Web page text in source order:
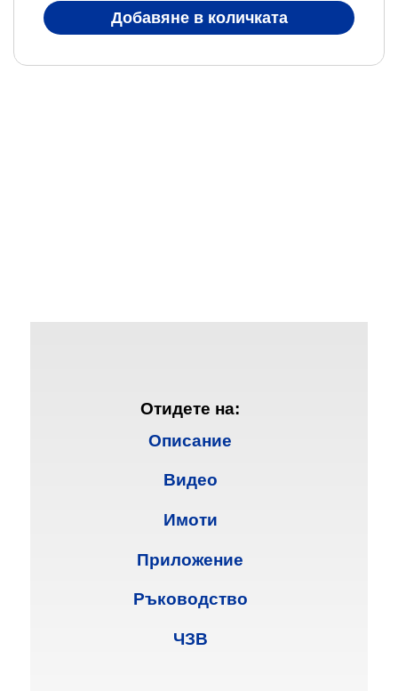
Добавяне в количката
Отидете на:
Описание
Видео
Имоти
Приложение
Ръководство
ЧЗВ